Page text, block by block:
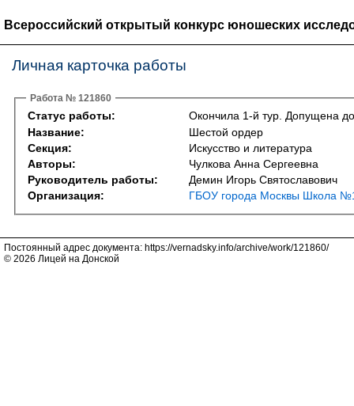
Всероссийский открытый конкурс юношеских
Личная карточка работы
Работа № 121860
Статус работы:
Окончила 1-й тур. Допущена
Название:
Шестой ордер
Секция:
Искусство и литература
Авторы:
Чулкова Анна Сергеевна
Руководитель работы:
Демин Игорь Святославович
Организация:
ГБОУ города Москвы Школа
Постоянный адрес документа: https://vernadsky.info/archive/work/121860/
© 2026 Лицей на Донской